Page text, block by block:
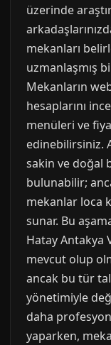
üzerinde
mekanları
uzmanlaşmış
Mekanların
hesaplarını
menüleri ve
edinebilirsiniz.
sakin ve doğal
bulunabilir;
mekanlar loca
sunar. Bu
Hatay Antakya
mevcut olup
ancak bu tür
yönetimiyle
daha
yaparken,